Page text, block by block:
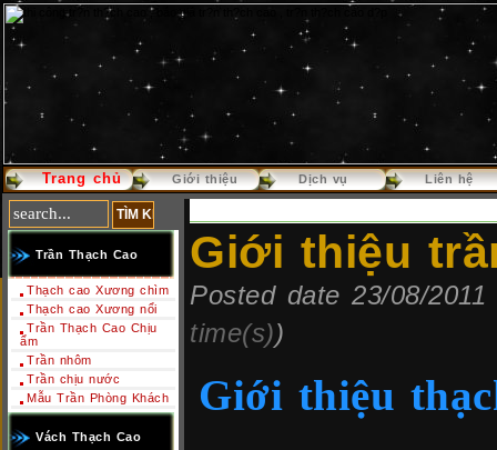
Trang chủ Giới thiệu Dịch vụ Liên hệ
Báo giá thi công trần thạch cao
Trần Thạch Cao
Thạch cao Xương chìm
Thạch cao Xương nổi
Trần Thạch Cao Chịu
ẩm
Trần nhôm
Trần chịu nước
Mẫu Trần Phòng Khách
Vách Thạch Cao
Giới thiệu
Posted date 23/08/
time(s))
Giới thiệu